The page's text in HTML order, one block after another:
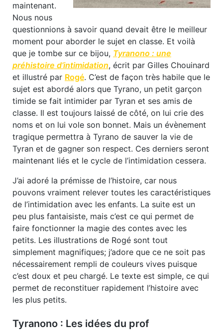
maintenant.
Nous nous
questionnions à savoir quand devait être le meilleur
moment pour aborder le sujet en classe. Et voilà
que je tombe sur ce bijou, Tyranono : une
préhistoire d’intimidation, écrit par Gilles Chouinard
et illustré par Rogé. C’est de façon très habile que le
sujet est abordé alors que Tyrano, un petit garçon
timide se fait intimider par Tyran et ses amis de
classe. Il est toujours laissé de côté, on lui crie des
noms et on lui vole son bonnet. Mais un évènement
tragique permettra à Tyrano de sauver la vie de
Tyran et de gagner son respect. Ces derniers seront
maintenant liés et le cycle de l’intimidation cessera.
J’ai adoré la prémisse de l’histoire, car nous
pouvons vraiment relever toutes les caractéristiques
de l’intimidation avec les enfants. La suite est un
peu plus fantaisiste, mais c’est ce qui permet de
faire fonctionner la magie des contes avec les
petits. Les illustrations de Rogé sont tout
simplement magnifiques; j’adore que ce ne soit pas
nécessairement rempli de couleurs vives puisque
c’est doux et peu chargé. Le texte est simple, ce qui
permet de reconstituer rapidement l’histoire avec
les plus petits.
Tyranono : Les idées du prof